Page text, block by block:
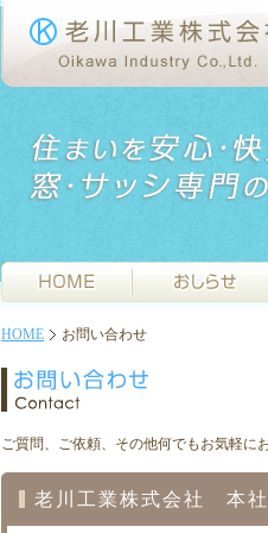
HOME お問い合わせ
ご質問、ご依頼、その他何でもお気軽に
老川工業株式会社 本社